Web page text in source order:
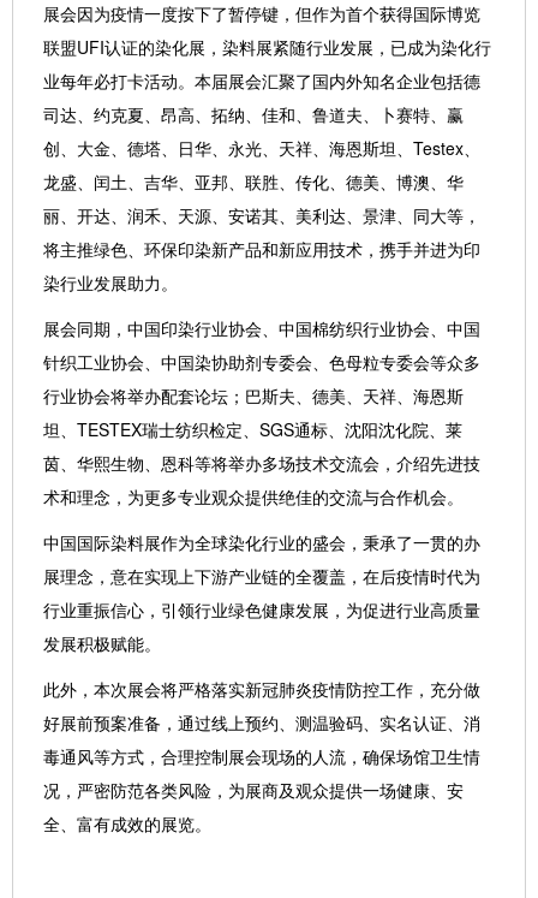
展会因为疫情一度按下了暂停键，但作为首个获得国际博览
联盟UFI认证的染化展，染料展紧随行业发展，已成为染化行
业每年必打卡活动。本届展会汇聚了国内外知名企业包括德
司达、约克夏、昂高、拓纳、佳和、鲁道夫、卜赛特、赢
创、大金、德塔、日华、永光、天祥、海恩斯坦、Testex、
龙盛、闰土、吉华、亚邦、联胜、传化、德美、博澳、华
丽、开达、润禾、天源、安诺其、美利达、景津、同大等，
将主推绿色、环保印染新产品和新应用技术，携手并进为印
染行业发展助力。
展会同期，中国印染行业协会、中国棉纺织行业协会、中国
针织工业协会、中国染协助剂专委会、色母粒专委会等众多
行业协会将举办配套论坛；巴斯夫、德美、天祥、海恩斯
坦、TESTEX瑞士纺织检定、SGS通标、沈阳沈化院、莱
茵、华熙生物、恩科等将举办多场技术交流会，介绍先进技
术和理念，为更多专业观众提供绝佳的交流与合作机会。
中国国际染料展作为全球染化行业的盛会，秉承了一贯的办
展理念，意在实现上下游产业链的全覆盖，在后疫情时代为
行业重振信心，引领行业绿色健康发展，为促进行业高质量
发展积极赋能。
此外，本次展会将严格落实新冠肺炎疫情防控工作，充分做
好展前预案准备，通过线上预约、测温验码、实名认证、消
毒通风等方式，合理控制展会现场的人流，确保场馆卫生情
况，严密防范各类风险，为展商及观众提供一场健康、安
全、富有成效的展览。